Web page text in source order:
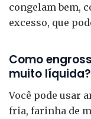
congelam bem,
excesso, que
Como
muito líquida?
Você pode usar
fria, farinha de